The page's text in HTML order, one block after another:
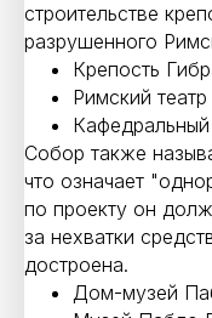
строительстве
разрушенного
Крепость
Римский театр
Собор также
что означает
по проекту он
за нехватки
достроена.
Дом-музей